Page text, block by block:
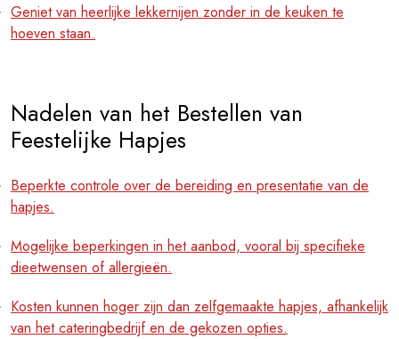
Geniet van heerlijke lekkernijen zonder in de keuken te
hoeven staan.
Nadelen van het Bestellen van
Feestelijke Hapjes
Beperkte controle over de bereiding en presentatie van de
hapjes.
Mogelijke beperkingen in het aanbod, vooral bij specifieke
dieetwensen of allergieën.
Kosten kunnen hoger zijn dan zelfgemaakte hapjes, afhankelijk
van het cateringbedrijf en de gekozen opties.